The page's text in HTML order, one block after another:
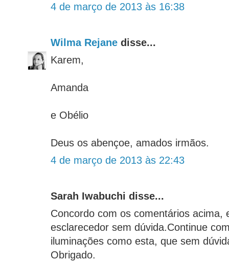
4 de março de 2013 às 16:38
Wilma Rejane disse...
Karem,
Amanda
e Obélio
Deus os abençoe, amados irmãos.
4 de março de 2013 às 22:43
Sarah Iwabuchi disse...
Concordo com os comentários acima,
esclarecedor sem dúvida.Continue
iluminações como esta, que sem
Obrigado.